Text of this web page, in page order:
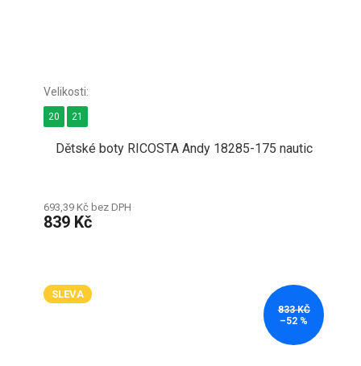
Dětské boty RICOSTA Andy 18285-175 nautic
693,39 Kč bez DPH
839 Kč
20 21
SLEVA
833 KČ
–52 %